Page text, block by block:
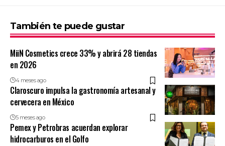
También te puede gustar
MiiN Cosmetics crece 33% y abrirá 28 tiendas
en 2026
4 meses ago
Claroscuro impulsa la gastronomía artesanal y
cervecera en México
5 meses ago
Pemex y Petrobras acuerdan explorar
hidrocarburos en el Golfo